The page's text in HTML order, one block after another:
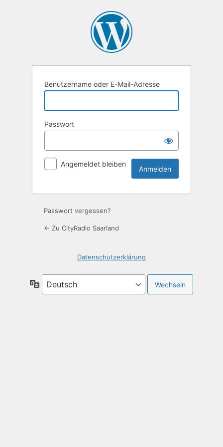
Benutzername oder E-Mail-Adresse
Passwort
Angemeldet bleiben
Passwort vergessen?
← Zu CityRadio Saarland
Datenschutzerklärung
Sprache